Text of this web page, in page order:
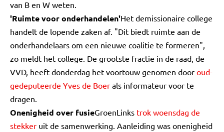
van B en W weten.
'Ruimte voor onderhandelen'Het demissionaire college
handelt de lopende zaken af. "Dit biedt ruimte aan de
onderhandelaars om een nieuwe coalitie te formeren",
zo meldt het college. De grootste fractie in de raad, de
VVD, heeft donderdag het voortouw genomen door oud-
gedeputeerde Yves de Boer als informateur voor te
dragen.
Onenigheid over fusieGroenLinks trok woensdag de
stekker uit de samenwerking. Aanleiding was onenigheid